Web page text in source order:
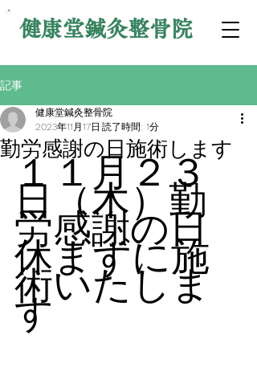
健康堂鍼灸整骨院
記事
勤労感謝の日施術します
健康堂鍼灸整骨院
2023年11月17日 読了時間: 1分
１１月２３
日（木）勤
労感謝の日
休まずに施
術いたしま
す